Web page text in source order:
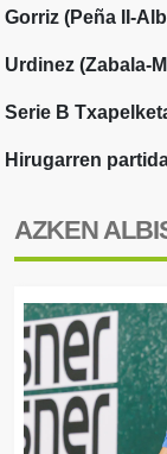
Gorriz (Peña II-
Urdinez (Zabala-
Serie B
Hirugarren
AZKEN